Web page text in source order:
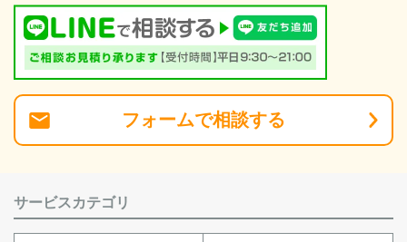
フォームで相談する
サービスカテゴリ